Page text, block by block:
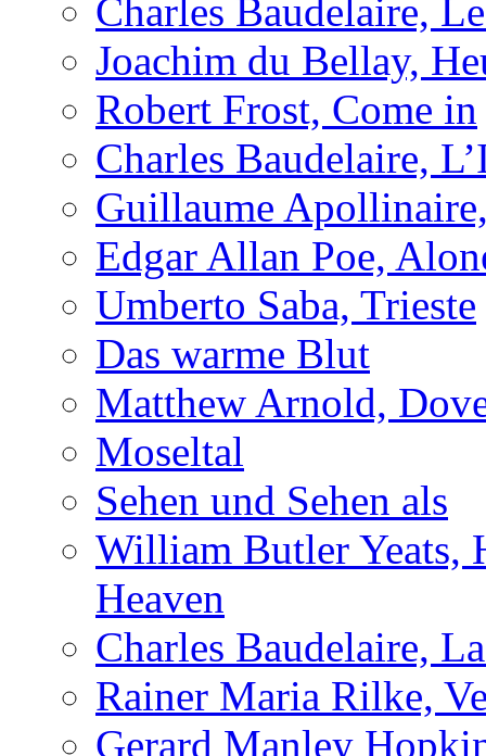
Charles Baudelaire,
Joachim du Bellay,
Robert Frost, Come in
Charles Baudelaire,
Guillaume
Edgar Allan Poe,
Umberto Saba, Trieste
Das warme Blut
Matthew Arnold,
Moseltal
Sehen und Sehen als
William Butler Yeats,
Heaven
Charles Baudelaire,
Rainer Maria Rilke,
Gerard Manley